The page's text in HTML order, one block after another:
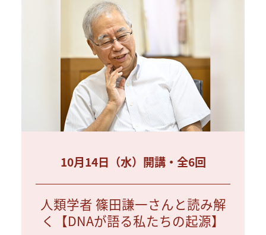
10月14日（水）開講・全6回
人類学者 篠田謙一さんと読み解
く【DNAが語る私たちの起源】